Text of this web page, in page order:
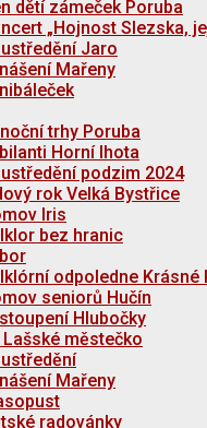
dětí zámeček Poruba
„Hojnost Slezska,
Jaro
Mařeny
trhy Poruba
Horní lhota
podzim 2024
rok Velká Bystřice
Iris
bez hranic
odpoledne Krásné
seniorů Hučín
Hlubočky
Lašské městečko
Mařeny
radovánky